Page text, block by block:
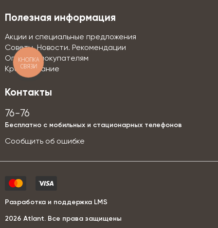
Полезная информация
Акции и специальные предложения
Советы. Новости. Рекомендации
Оптовым покупателям
Кредитование
Контакты
76-76
Бесплатно с мобильных и стационарных телефонов
Сообщить об ошибке
2026 Аtlant. Все права защищены
Разработка и поддержка LMS
КНОПКА
СВЯЗИ